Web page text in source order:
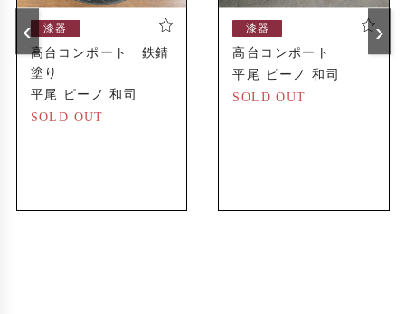
漆器
高台コンポート 鉄錆
塗り
平尾 ピーノ 和司
SOLD OUT
漆器
高台コンポート
平尾 ピーノ 和司
SOLD OUT
‹ ›